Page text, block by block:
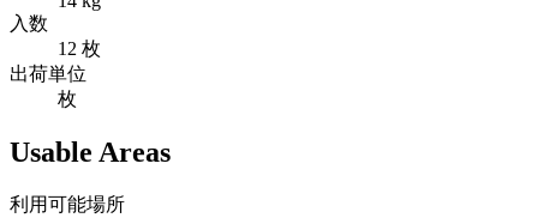
入数
12 枚
出荷単位
枚
Usable Areas
利用可能場所